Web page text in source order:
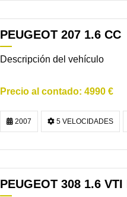
PEUGEOT 207 1.6 CC
Descripción del vehículo
4990 €
2007 5 VELOCIDADES
PEUGEOT 308 1.6 VTI